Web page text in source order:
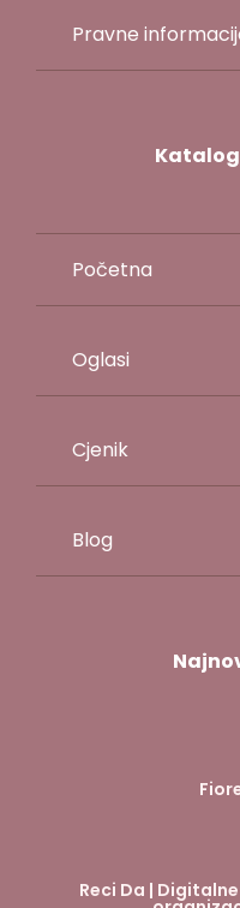
Pravne
Početna
Oglasi
Cjenik
Blog
Reci Da |